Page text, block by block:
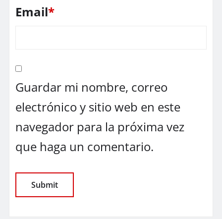
Email*
Guardar mi nombre, correo
electrónico y sitio web en este
navegador para la próxima vez
que haga un comentario.